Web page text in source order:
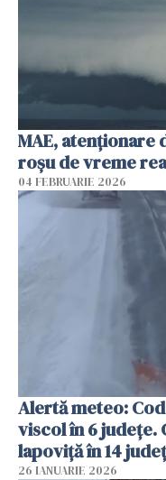
MAE, atenţionare
roșu de vreme
04 FEBRUARIE 2026
Alertă meteo:
viscol în 6 judeţe.
lapoviţă în 14
26 IANUARIE 2026